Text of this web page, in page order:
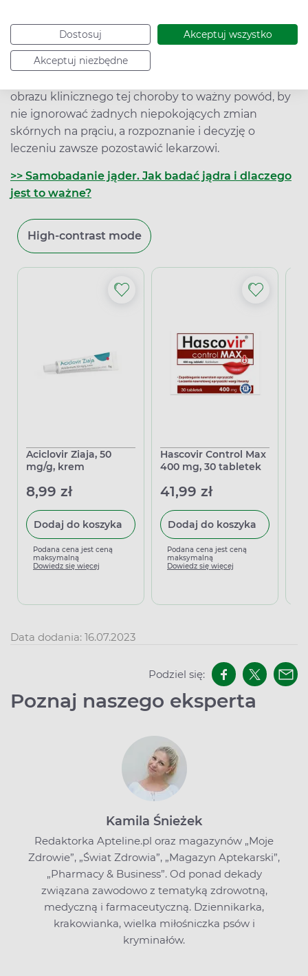
Dostosuj Akceptuj wszystko
Akceptuj niezbędne
Jedną z przyczyn raka prącia jest infekcja
onkogennymi typami wirusa HPV, przed którymi
mężczyzna może się zaszczepić (najlepiej przed
obrazu klinicznego tej choroby to ważny powód, by
nie ignorować żadnych niepokojących zmian
skórnych na prąciu, a rozpoznanie i decyzję o
leczeniu zawsze pozostawić lekarzowi.
>> Samobadanie jąder. Jak badać jądra i dlaczego
jest to ważne?
High-contrast mode
Aciclovir Ziaja, 50
mg/g, krem
8,99 zł
Dodaj do koszyka
Podana cena jest ceną
maksymalną
Dowiedz się więcej
Hascovir Control Max
400 mg, 30 tabletek
41,99 zł
Dodaj do koszyka
Podana cena jest ceną
maksymalną
Dowiedz się więcej
Data dodania: 16.07.2023
Podziel się:
Poznaj naszego eksperta
Kamila Śnieżek
Redaktorka Apteline.pl oraz magazynów „Moje
Zdrowie”, „Świat Zdrowia”, „Magazyn Aptekarski”,
„Pharmacy & Business”. Od ponad dekady
związana zawodowo z tematyką zdrowotną,
medyczną i farmaceutyczną. Dziennikarka,
krakowianka, wielka miłośniczka psów i
kryminałów.